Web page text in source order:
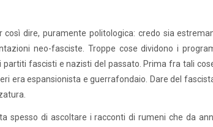
dire, puramente politologica: credo sia
neo-fasciste. Troppe cose dividono i
fascisti e nazisti del passato. Prima fra tali
era espansionista e guerrafondaio. Dare del
spesso di ascoltare i racconti di rumeni che da